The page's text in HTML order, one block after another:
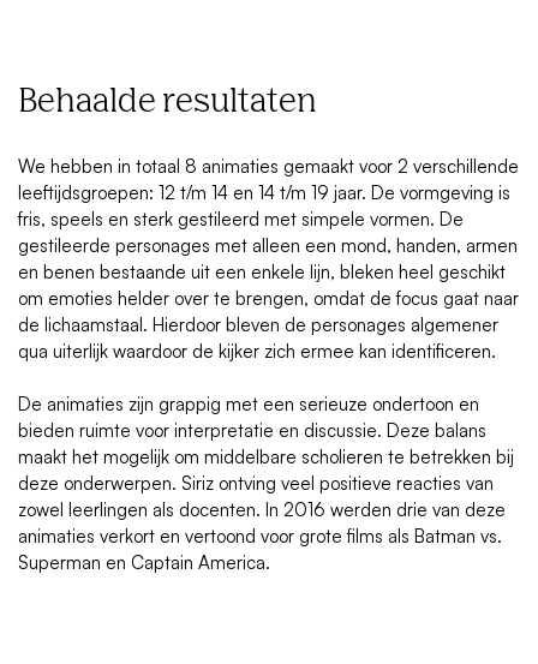
Behaalde resultaten
We hebben in totaal 8 animaties gemaakt voor 2 verschillende
leeftijdsgroepen: 12 t/m 14 en 14 t/m 19 jaar. De vormgeving is
fris, speels en sterk gestileerd met simpele vormen. De
gestileerde personages met alleen een mond, handen, armen
en benen bestaande uit een enkele lijn, bleken heel geschikt
om emoties helder over te brengen, omdat de focus gaat naar
de lichaamstaal. Hierdoor bleven de personages algemener
qua uiterlijk waardoor de kijker zich ermee kan identificeren.
De animaties zijn grappig met een serieuze ondertoon en
bieden ruimte voor interpretatie en discussie. Deze balans
maakt het mogelijk om middelbare scholieren te betrekken bij
deze onderwerpen. Siriz ontving veel positieve reacties van
zowel leerlingen als docenten. In 2016 werden drie van deze
animaties verkort en vertoond voor grote films als Batman vs.
Superman en Captain America.